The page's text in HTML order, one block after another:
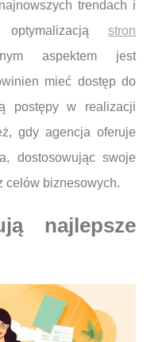
trendach i
optymalizacją stron
aspektem jest
mieć dostęp do
postępy w realizacji
gdy agencja oferuje
dostosowując swoje
celów biznesowych.
najlepsze